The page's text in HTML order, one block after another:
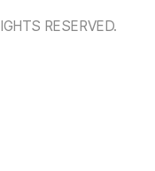
RESERVED.